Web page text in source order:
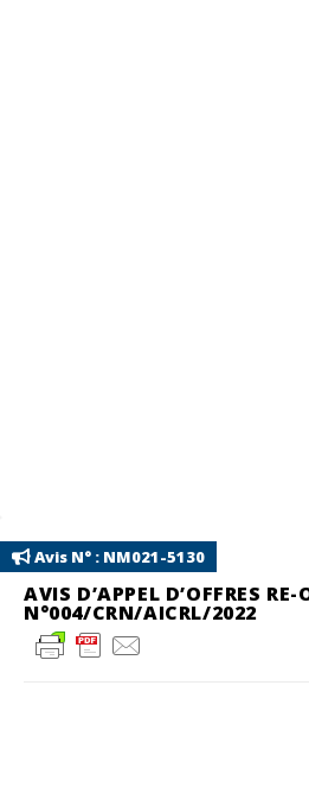
Avis N° : NM021-5130
AVIS D’APPEL D’OFFRES
N°004/CRN/AICRL/2022